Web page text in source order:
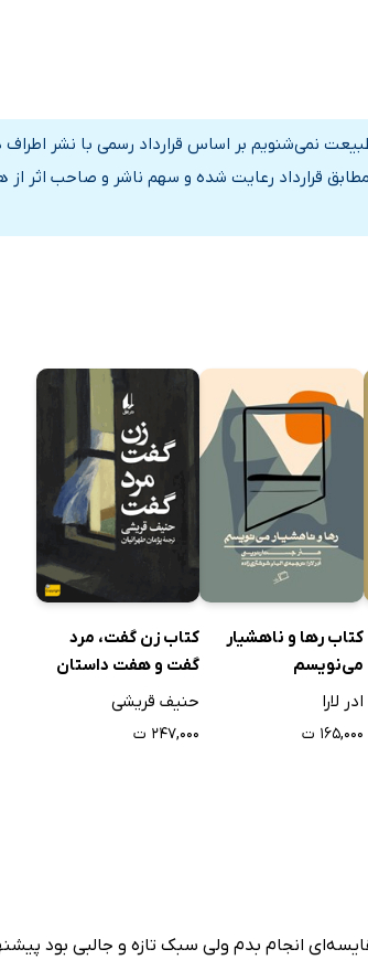
نمی‌شنویم بر اساس قرارداد رسمی با نشر اطراف
قرارداد رعایت شده و سهم ناشر و صاحب اثر از
کتاب رها و ناهشیار
می‌نویسم
ادر لارا
۱۶۵,۰۰۰ ت
کتاب زن گفت، مرد
گفت و هفت داستان
دیگر
حنیف قریشی
۲۴۷,۰۰۰ ت
انجام بدم ولی سبک تازه و جالبی بود